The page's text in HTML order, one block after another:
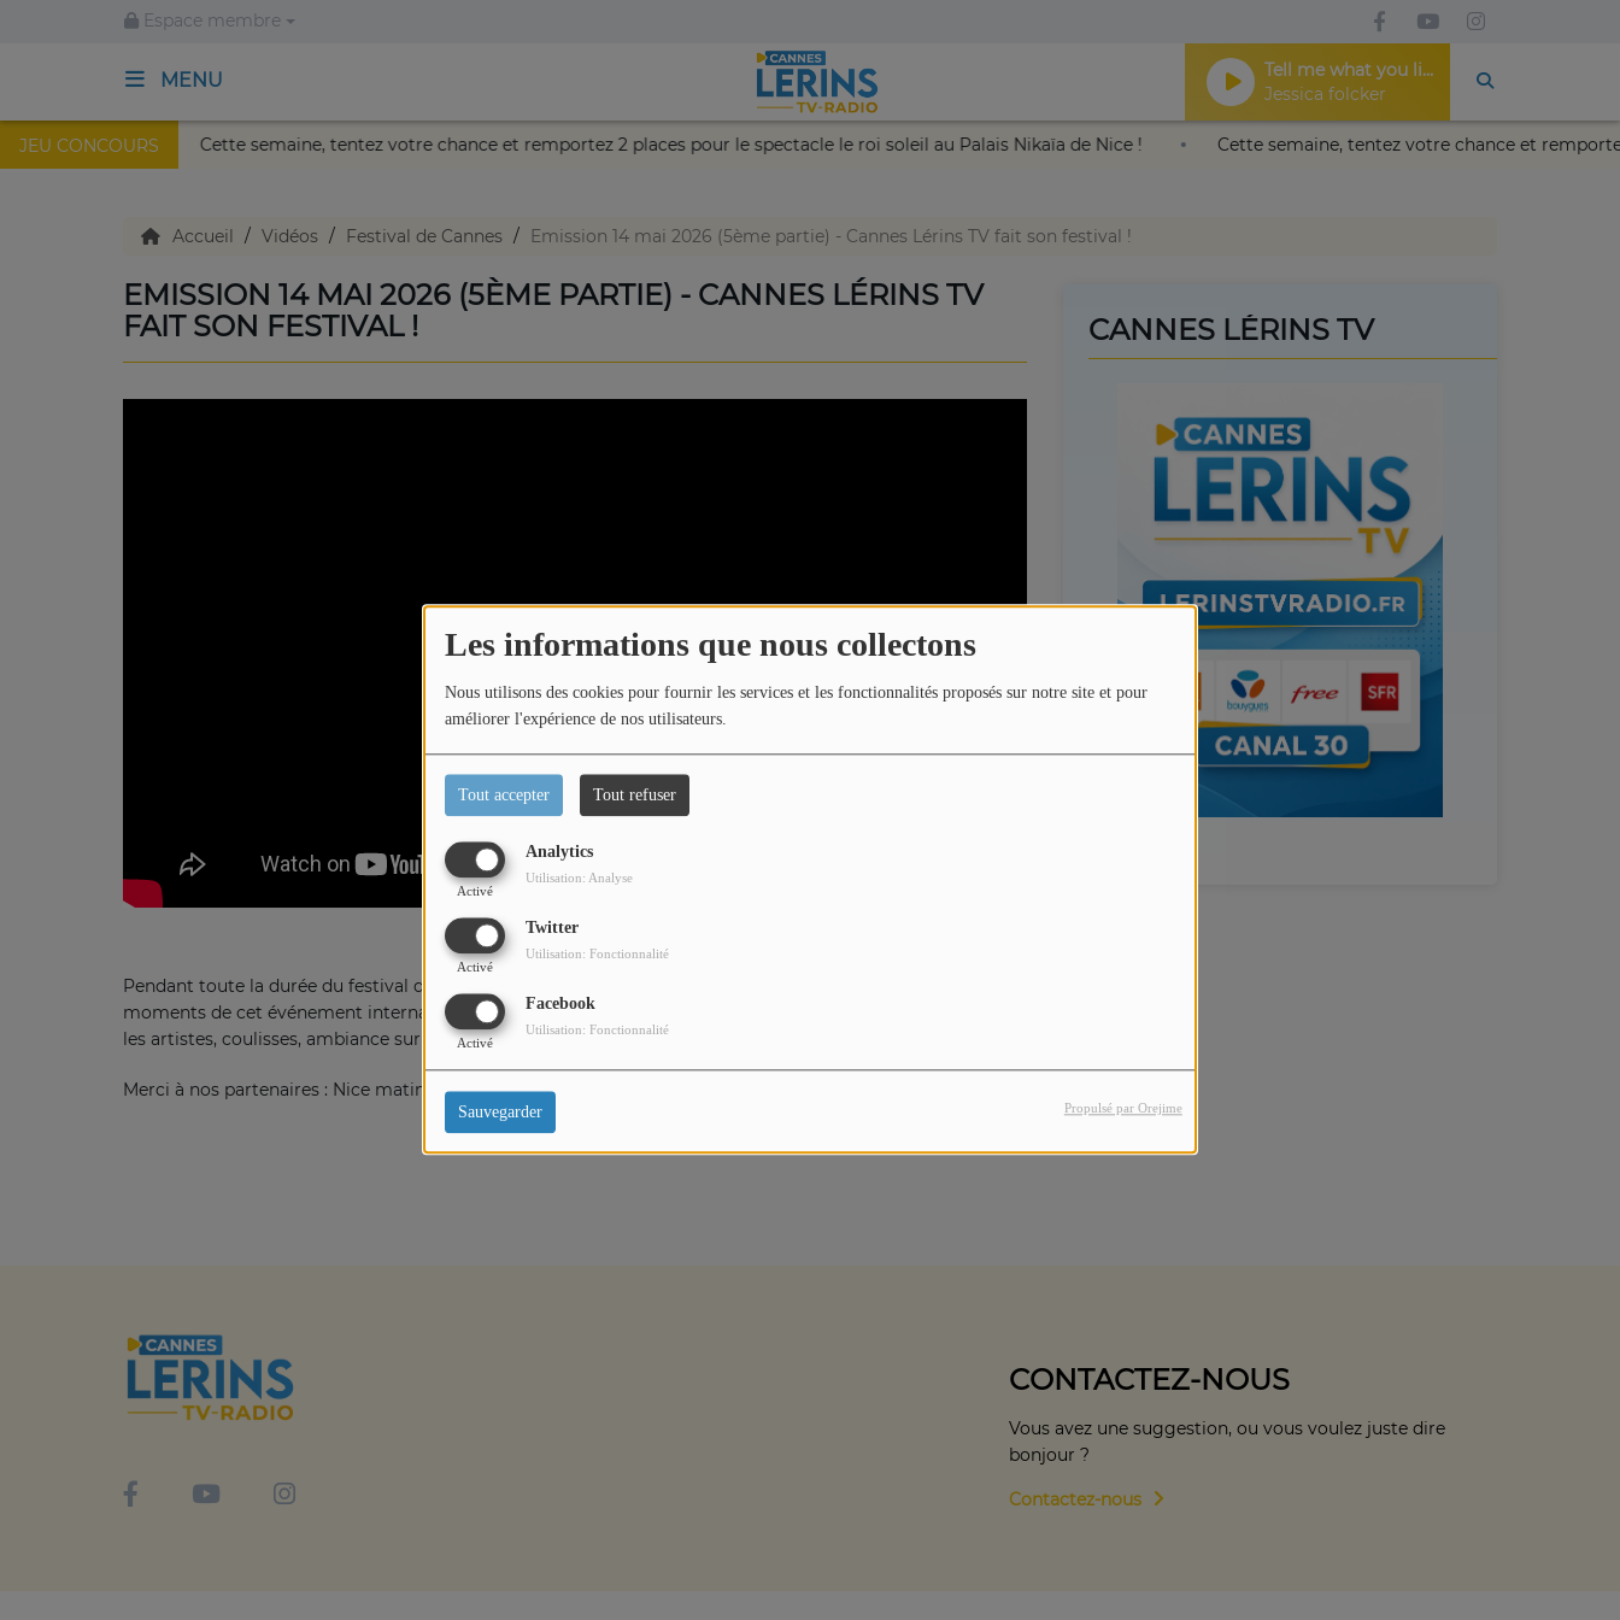
Les informations que nous collectons
Nous utilisons des cookies pour fournir les services et les fonctionnalités proposés sur notre site et pour
améliorer l'expérience de nos utilisateurs.
Tout accepter Tout refuser
Analytics
Activé
Utilisation: Analyse
Twitter
Activé
Utilisation: Fonctionnalité
Facebook
Activé
Utilisation: Fonctionnalité
Sauvegarder Propulsé par Orejime
Espace membre
MENU
Tell me what you like
Jessica folcker
JEU CONCOURS
Nikaïa de Nice ! Cette semaine, tentez votre chance et remportez 2 places pour le spectacle le roi soleil au Palais Nikaïa de Nice ! Cette semaine, tentez votre chance et
ACCUEIL
TV en direct
Contactez-nous
Accueil Vidéos Festival de Cannes Emission 14 mai 2026 (5ème partie) - Cannes Lérins TV fait son festival !
EMISSION 14 MAI 2026 (5ÈME PARTIE) - CANNES LÉRINS TV
FAIT SON FESTIVAL !
Pendant toute la durée du festival de Cannes, Laurent et Loric vous emmènent vivre les plus beaux
moments de cet événement international : montées des marches, interviews exclusives, rencontres avec
les artistes, coulisses, ambiance sur la Croisette et découvertes des talents de demain.
Merci à nos partenaires : Nice matin, Hi Cannes, Galaxy Production et Copal Beach.
CANNES LÉRINS TV
CONTACTEZ-NOUS
Vous avez une suggestion, ou vous voulez juste dire
bonjour ?
Contactez-nous